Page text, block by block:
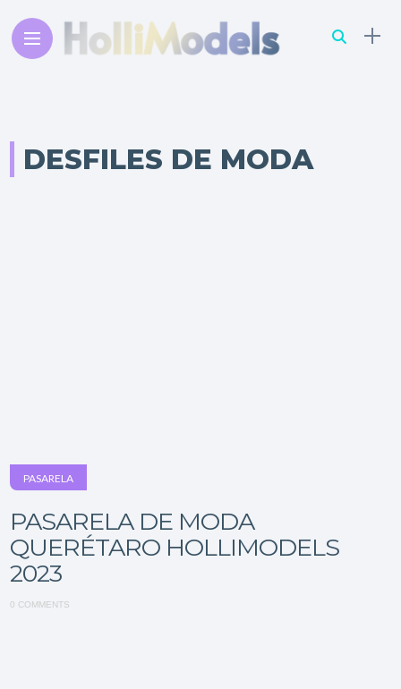
DESFILES DE MODA
PASARELA
PASARELA DE MODA
QUERÉTARO HOLLIMODELS
2023
0 COMMENTS